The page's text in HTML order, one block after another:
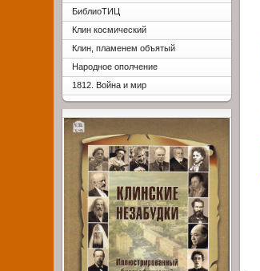
БиблиоТИЦ
Клин космический
Клин, пламенем объятый
Народное ополчение
1812. Война и мир